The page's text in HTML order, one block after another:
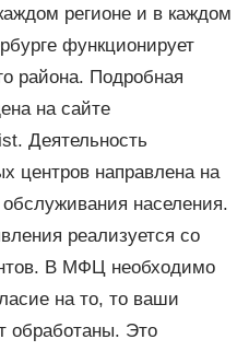
регионе и в каждом
функционирует
района. Подробная
на сайте
Деятельность
центров направлена на
населения.
реализуется со
В МФЦ необходимо
на то, то ваши
обработаны. Это